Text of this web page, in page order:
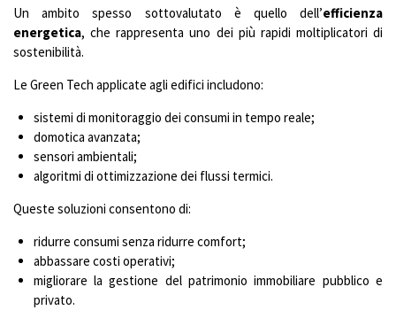
Un ambito spesso sottovalutato è quello dell’efficienza
energetica, che rappresenta uno dei più rapidi moltiplicatori di
sostenibilità.
Le Green Tech applicate agli edifici includono:
sistemi di monitoraggio dei consumi in tempo reale;
domotica avanzata;
sensori ambientali;
algoritmi di ottimizzazione dei flussi termici.
Queste soluzioni consentono di:
ridurre consumi senza ridurre comfort;
abbassare costi operativi;
migliorare la gestione del patrimonio immobiliare pubblico e
privato.